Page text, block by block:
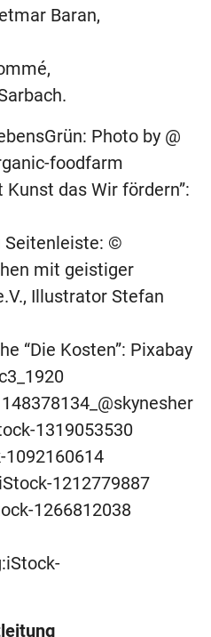
Baran,
Photo by @
foodfarm
das Wir fördern”:
Seitenleiste: ©
mit geistiger
Illustrator Stefan
“Die Kosten”: Pixabay
1319053530
1092160614
1212779887
1266812038